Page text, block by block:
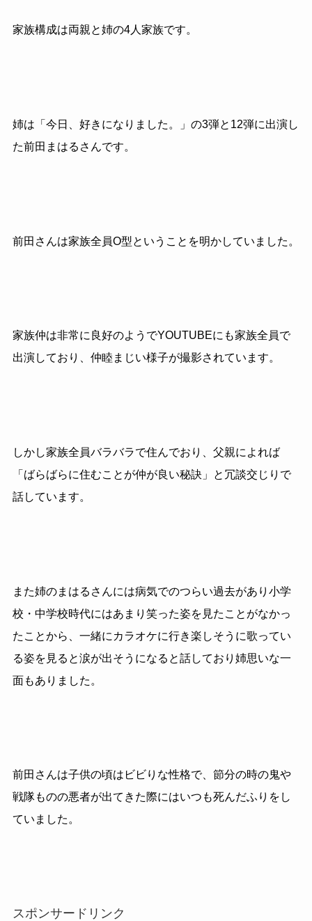
家族構成は両親と姉の4人家族です。
姉は「今日、好きになりました。」の3弾と12弾に出演し
た前田まはるさんです。
前田さんは家族全員O型ということを明かしていました。
家族仲は非常に良好のようでYOUTUBEにも家族全員で
出演しており、仲睦まじい様子が撮影されています。
しかし家族全員バラバラで住んでおり、父親によれば
「ばらばらに住むことが仲が良い秘訣」と冗談交じりで
話しています。
また姉のまはるさんには病気でのつらい過去があり小学
校・中学校時代にはあまり笑った姿を見たことがなかっ
たことから、一緒にカラオケに行き楽しそうに歌ってい
る姿を見ると涙が出そうになると話しており姉思いな一
面もありました。
前田さんは子供の頃はビビりな性格で、節分の時の鬼や
戦隊ものの悪者が出てきた際にはいつも死んだふりをし
ていました。
スポンサードリンク